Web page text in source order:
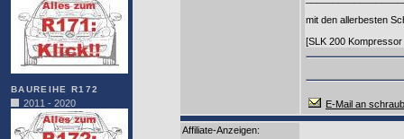
BAUREIHE R172
2011 - 2020
mit den allerbesten
[SLK 200
E-Mail an
Affiliate-Anzeigen: